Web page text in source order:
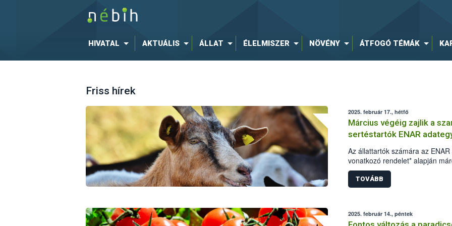
HIVATAL AKTUÁLIS ÁLLAT ÉLELMISZER NÖVÉNY ÁTFOGÓ TÉMÁK
Friss hírek
2025. február 17., hétfő
Március végéig zajlik a
sertéstartók ENAR
Az állattartók számára az
vonatkozó rendelet* alapján
szarvasmarha-, valamint a juh-
sertések vonatkozásában is
hogy az ENAR (Egységes
TOVÁBB
2025. február 14., péntek